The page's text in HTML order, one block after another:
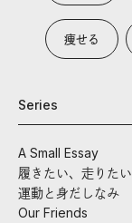
痩せる
Series
A Small Essay
履きたい、走りたい
運動と身だしなみ
Our Friends